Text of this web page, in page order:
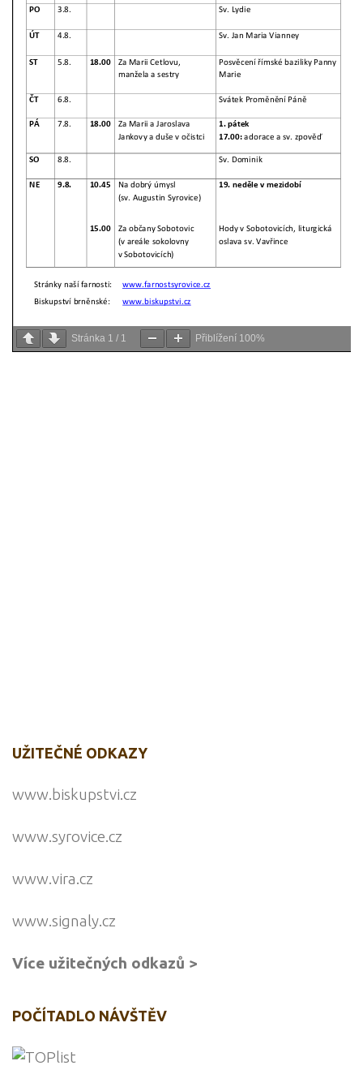
Stránka 1 / 1 Přiblížení 100%
UŽITEČNÉ ODKAZY
www.biskupstvi.cz
www.syrovice.cz
www.vira.cz
www.signaly.cz
Více užitečných odkazů >
POČÍTADLO NÁVŠTĚV